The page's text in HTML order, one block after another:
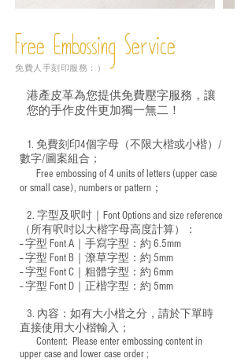
Free Embossing Service
免費人手刻印服務：）
港產皮革為您提供免費壓字服務，讓
您的手作皮件更加獨一無二！
1. 免費刻印4個字母（不限大楷或小楷）/
數字/圖案組合；
Free embossing of 4 units of letters (upper case
or small case), numbers or pattern；
2. 字型及呎吋｜ Font Options and size reference
（所有呎吋以大楷字母高度計算）：
-- 字型 Font A｜手寫字型：約 6.5mm
-- 字型 Font B｜潦草字型： 約 5mm
-- 字型 Font C｜粗體字型：約 6mm
-- 字型 Font D｜正楷字型： 約 5mm
3. 內容：如有大小楷之分，請於下單時
直接使用大小楷輸入；
​ Content: Please enter embossing content in
upper case and lower case order ;